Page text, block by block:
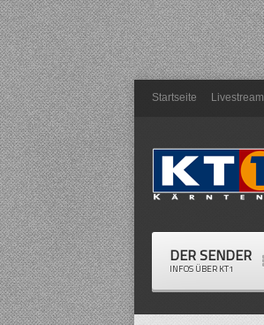
Startseite Livestream
DER SENDER
INFOS ÜBER KT1